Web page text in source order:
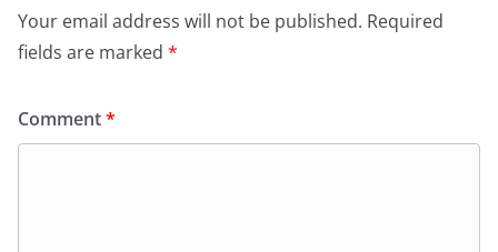
Your email address will not be published. Required
fields are marked *
Comment*